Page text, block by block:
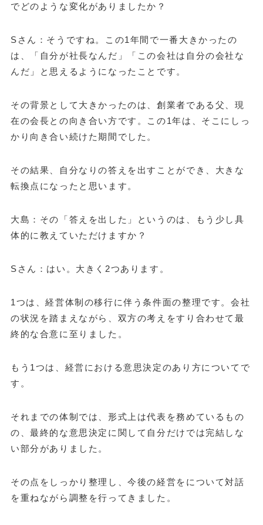
でどのような変化がありましたか？
Sさん：そうですね。この1年間で一番大きかったの
は、「自分が社長なんだ」「この会社は自分の会社な
んだ」と思えるようになったことです。
その背景として大きかったのは、創業者である父、現
在の会長との向き合い方です。この1年は、そこにしっ
かり向き合い続けた期間でした。
その結果、自分なりの答えを出すことができ、大きな
転換点になったと思います。
大島：その「答えを出した」というのは、もう少し具
体的に教えていただけますか？
Sさん：はい。大きく2つあります。
1つは、経営体制の移行に伴う条件面の整理です。会社
の状況を踏まえながら、双方の考えをすり合わせて最
終的な合意に至りました。
もう1つは、経営における意思決定のあり方についてで
す。
それまでの体制では、形式上は代表を務めているもの
の、最終的な意思決定に関して自分だけでは完結しな
い部分がありました。
その点をしっかり整理し、今後の経営をについて対話
を重ねながら調整を行ってきました。